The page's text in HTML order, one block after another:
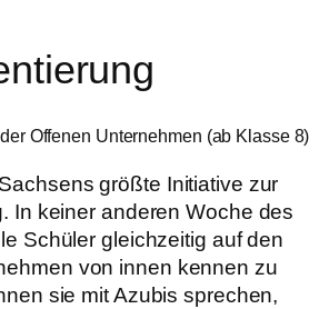
Offenen Unternehmen (ab Klasse 8)
größte Initiative zur
In keiner anderen Woche des
Schüler gleichzeitig auf den
von innen kennen zu
sie mit Azubis sprechen,